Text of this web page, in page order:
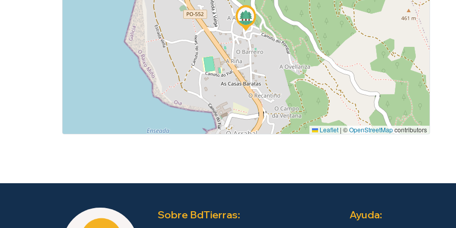
Leaflet | ©OpenStreetMapcontributors
Sobre BdTierras: Ayuda: